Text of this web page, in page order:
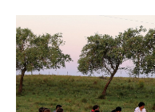
Seguínos
en: